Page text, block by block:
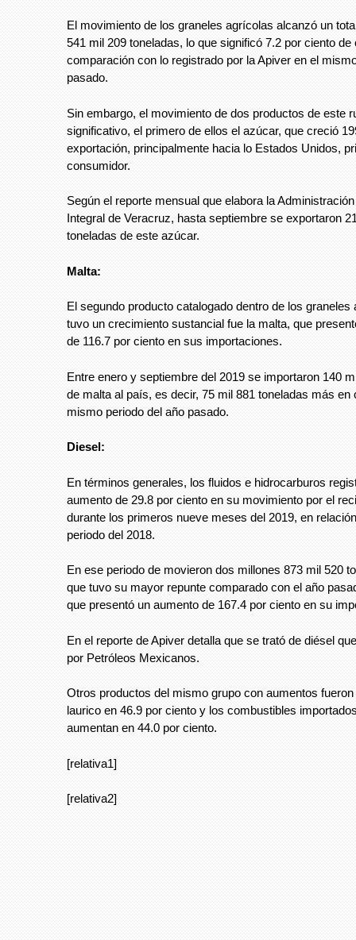
El movimiento de los graneles agrícolas alcanzó un
541 mil 209 toneladas, lo que significó 7.2 por ciento
comparación con lo registrado por la Apiver en el
pasado.
Sin embargo, el movimiento de dos productos de este
significativo, el primero de ellos el azúcar, que creció
exportación, principalmente hacia lo Estados Unidos,
consumidor.
Según el reporte mensual que elabora la
Integral de Veracruz, hasta septiembre se exportaron
toneladas de este azúcar.
Malta:
El segundo producto catalogado dentro de los graneles
tuvo un crecimiento sustancial fue la malta, que
de 116.7 por ciento en sus importaciones.
Entre enero y septiembre del 2019 se importaron 140
de malta al país, es decir, 75 mil 881 toneladas más en
mismo periodo del año pasado.
Diesel:
En términos generales, los fluidos e hidrocarburos
aumento de 29.8 por ciento en su movimiento por el
durante los primeros nueve meses del 2019, en
periodo del 2018.
En ese periodo de movieron dos millones 873 mil 520
que tuvo su mayor repunte comparado con el año
que presentó un aumento de 167.4 por ciento en su
En el reporte de Apiver detalla que se trató de diésel
por Petróleos Mexicanos.
Otros productos del mismo grupo con aumentos fueron
laurico en 46.9 por ciento y los combustibles
aumentan en 44.0 por ciento.
[relativa1]
[relativa2]